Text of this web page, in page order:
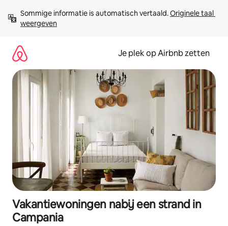
direct
naar
Sommige informatie is automatisch vertaald. Originele taal
weergeven
Je plek op Airbnb zetten
Vakantiewoningen nabij een strand in
Campania